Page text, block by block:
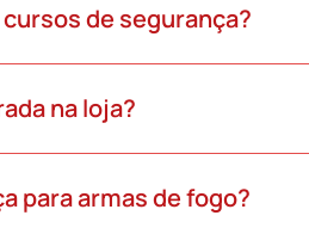
de segurança?
na loja?
para armas de fogo?